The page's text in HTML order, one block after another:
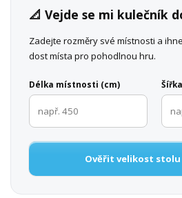
📐 Vejde se mi kulečník
Zadejte rozměry své místnosti a
dost místa pro pohodlnou hru.
Délka místnosti (cm)
Ověřit velikost stolu